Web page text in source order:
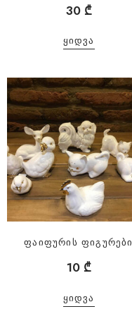
30 ₾
ᲧᲘᲓᲕᲐ
ფაიფურის ფიგურები
10 ₾
ᲧᲘᲓᲕᲐ